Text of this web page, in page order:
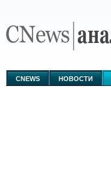
аналитике
CNEWS НОВОСТИ